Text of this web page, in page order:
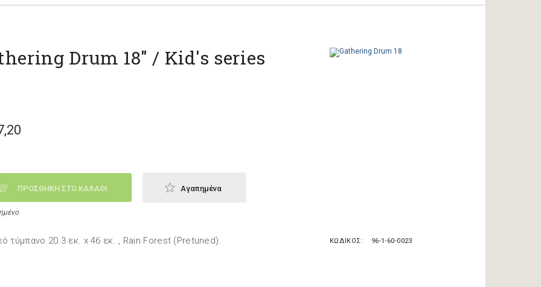
Drum 18" / Kid's series
ΠΡΟΣΘΗΚΗ ΣΤΟ ΚΑΛΑΘΙ Αγαπημένα
τύμπανο 20.3 εκ. x 46 εκ. , Rain Forest (Pretuned). ΚΩΔΙΚΟΣ 96-1-60-0023